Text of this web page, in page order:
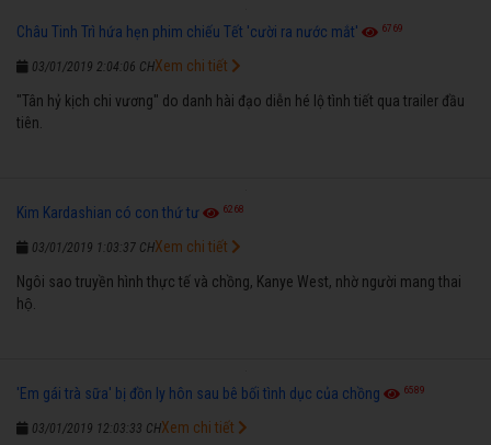
Châu Tinh Trì hứa hẹn phim chiếu Tết 'cười ra nước mắt' 6769
03/01/2019 2:04:06 CH
"Tân hỷ kịch chi vương" do danh hài đạo diễn hé lộ tình tiết qua trailer đầu
tiên.
Xem chi tiết
Kim Kardashian có con thứ tư 6268
03/01/2019 1:03:37 CH
Ngôi sao truyền hình thực tế và chồng, Kanye West, nhờ người mang thai
hộ.
Xem chi tiết
'Em gái trà sữa' bị đồn ly hôn sau bê bối tình dục của chồng 6589
03/01/2019 12:03:33 CHXem chi tiết